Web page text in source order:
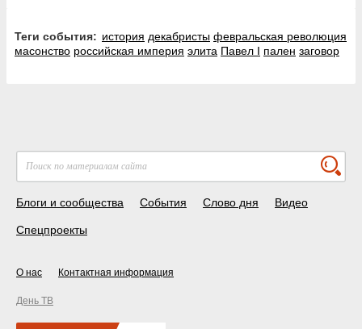
Теги события: история декабристы февральская революция
масонство российская империя элита Павел I пален заговор
Блоги и сообщества События Слово дня Видео
Спецпроекты
О нас Контактная информация
День ТВ